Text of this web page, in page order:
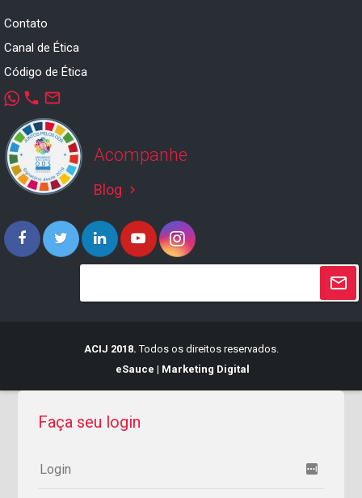
Contato
Canal de Ética
Código de Ética
phone mail_outline
Acompanhe
Blog keyboard_arrow_right
ACIJ 2018. Todos os direitos reservados.
eSauce | Marketing Digital
Faça seu login